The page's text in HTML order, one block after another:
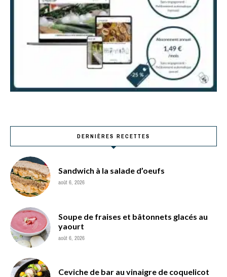
DERNIÈRES RECETTES
Sandwich à la salade d’oeufs
août 6, 2026
Soupe de fraises et bâtonnets glacés au
yaourt
août 6, 2026
Ceviche de bar au vinaigre de coquelicot